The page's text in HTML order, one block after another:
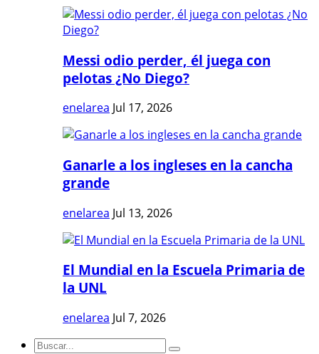
Messi odio perder, él juega con
pelotas ¿No Diego?
enelarea Jul 17, 2026
Ganarle a los ingleses en la cancha
grande
enelarea Jul 13, 2026
El Mundial en la Escuela Primaria de
la UNL
enelarea Jul 7, 2026